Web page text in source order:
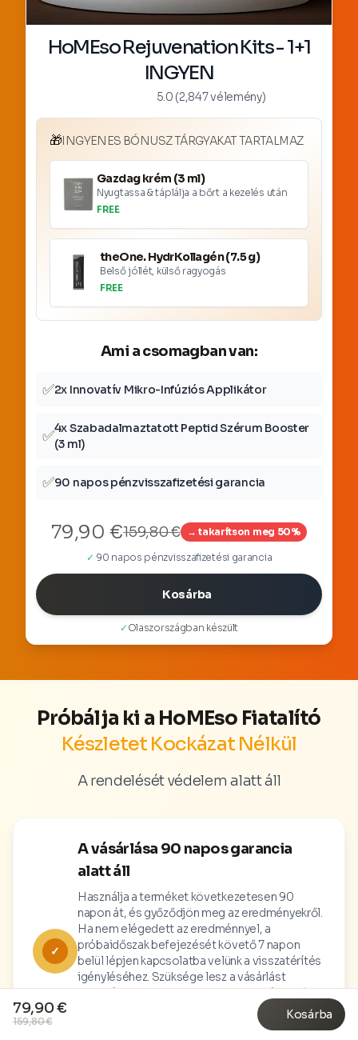
HoMEso Rejuvenation Kits - 1+1
INGYEN
5.0 (2,847 vélemény)
🎁 INGYENES BÓNUSZ TÁRGYAKAT TARTALMAZ
Gazdag krém (3 ml)
Nyugtassa & táplálja a bőrt a kezelés után
FREE
theOne. HydrKollagén (7.5 g)
Belső jóllét, külső ragyogás
FREE
Ami a csomagban van:
✅2x Innovatív Mikro-Infúziós Applikátor
✅4x Szabadalmaztatott Peptid Szérum Booster
(3 ml)
✅90 napos pénzvisszafizetési garancia
79,90 €159,80 € → takarítson meg 50%
✓ 90 napos pénzvisszafizetési garancia
Kosárba
✓ Olaszországban készült
Próbálja ki a HoMEso Fiatalító
Készletet Kockázat Nélkül
A rendelését védelem alatt áll
✓
A vásárlása 90 napos garancia
alatt áll
Használja a terméket következetesen 90
napon át, és győződjön meg az eredményekről.
Ha nem elégedett az eredménnyel, a
próbaidőszak befejezését követő 7 napon
belül lépjen kapcsolatba velünk a visszatérítés
igényléséhez. Szüksége lesz a vásárlást
igazoló bizonylatra, valamint a használat előtt
és minden 2 hetes kezelés után készült, jól
látható eredményfotókra. Első vásárlók
159,80 €
79,90 € Kosárba